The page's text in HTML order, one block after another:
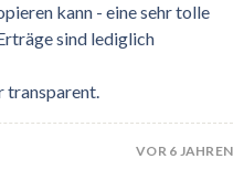
kann - eine sehr tolle
sind lediglich
transparent.
VOR 6 JAHREN